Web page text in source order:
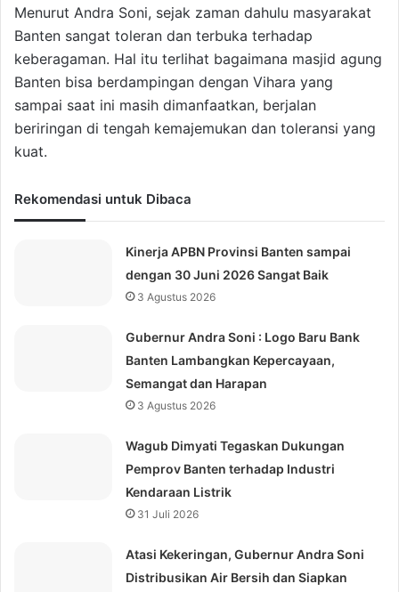
Menurut Andra Soni, sejak zaman dahulu masyarakat
Banten sangat toleran dan terbuka terhadap
keberagaman. Hal itu terlihat bagaimana masjid agung
Banten bisa berdampingan dengan Vihara yang
sampai saat ini masih dimanfaatkan, berjalan
beriringan di tengah kemajemukan dan toleransi yang
kuat.
Rekomendasi untuk Dibaca
Kinerja APBN Provinsi Banten sampai
dengan 30 Juni 2026 Sangat Baik
3 Agustus 2026
Gubernur Andra Soni : Logo Baru Bank
Banten Lambangkan Kepercayaan,
Semangat dan Harapan
3 Agustus 2026
Wagub Dimyati Tegaskan Dukungan
Pemprov Banten terhadap Industri
Kendaraan Listrik
31 Juli 2026
Atasi Kekeringan, Gubernur Andra Soni
Distribusikan Air Bersih dan Siapkan